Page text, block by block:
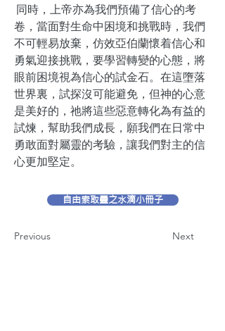
同時，上帝亦為我們預備了信心的考
卷，當面對生命中困境和挑戰時，我們
不可輕易放棄，仿效亞伯蘭懷着信心和
勇氣迎接挑戰，要學習轉變的心態，將
眼前困境視為信心的試金石。在這墮落
世界裏，試探沒可能避免，但神的心意
是美好的，祂將這些惡意轉化為有益的
試煉，幫助我們成長，願我們在日常中
勇敢面對屬靈的考驗，讓我們對主的信
心更加堅定。
自由索取靈之水滴小冊子
Previous Next